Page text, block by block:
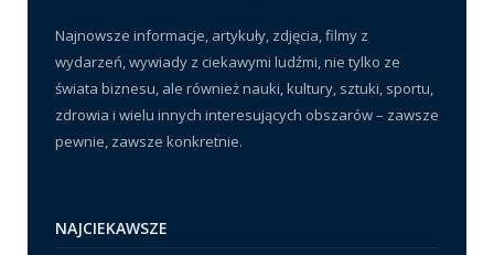
Najnowsze informacje, artykuły, zdjęcia, filmy z
wydarzeń, wywiady z ciekawymi ludźmi, nie tylko ze
świata biznesu, ale również nauki, kultury, sztuki, sportu,
zdrowia i wielu innych interesujących obszarów – zawsze
pewnie, zawsze konkretnie.
NAJCIEKAWSZE